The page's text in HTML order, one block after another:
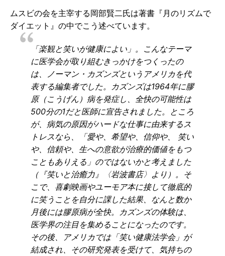
ムスビの会を主宰する岡部賢二氏は著書『月のリズムで
ダイエット』の中でこう述べています。
「楽観と笑いが健康によい」。こんなテーマ
に医学会が取り組むきっかけをつくったの
は、ノーマン・カズンズというアメリカを代
表する編集者でした。カズンズは1964年に膠
原（こうげん）病を発症し、全快の可能性は
500分の1だと医師に宣告されました。ところ
が、病気の原因がハードな仕事に由来するス
トレスなら、「愛や、希望や、信仰や、 笑い
や、信頼や、生への意欲が治療的価値をもつ
こともありえる」のではないかと考えました
（『笑いと治癒力』〈岩波書店〉より）。そ
こで、喜劇映画やユーモア本に接して徹底的
に笑うことを自分に課した結果、なんと数か
月後には膠原病が全快。カズンズの体験は、
医学界の注目を集めることになったのです。
その後、アメリカでは「笑い健康法学会」が
結成され、その研究発表を受けて、気持ちの